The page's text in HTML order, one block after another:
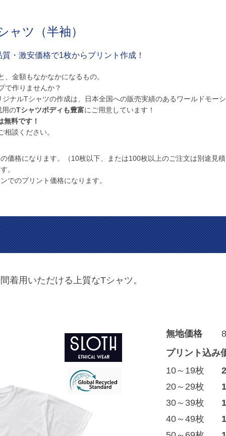
ャツ（半袖）
・激安価格で1枚からプリント作成！
金額もなかなかになるもの。
で作りませんか？
ジナルTシャツの作成は、日本全国への販売実績のあるワールドモー
用のTシャツボディも豊富にご用意しています！
料です！
相談ください。
価格になります。（10枚以下、または100枚以上のご注文は別途見
。
でのプリント価格になります。
着用いただける上質なTシャツ。
無地価格
プリント込み
10～19枚
20～29枚
30～39枚
40～49枚